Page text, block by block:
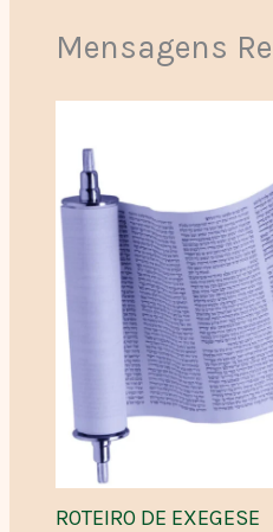
Mensagens
ROTEIRO DE EXEGESE